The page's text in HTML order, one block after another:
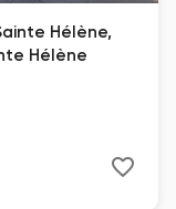
Hélène,
Hélène